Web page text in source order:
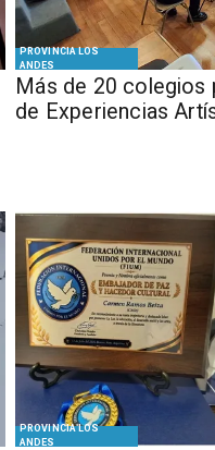
PROVINCIA LOS
ANDES
Más de 20 colegios
de Experiencias
PROVINCIA LOS
ANDES